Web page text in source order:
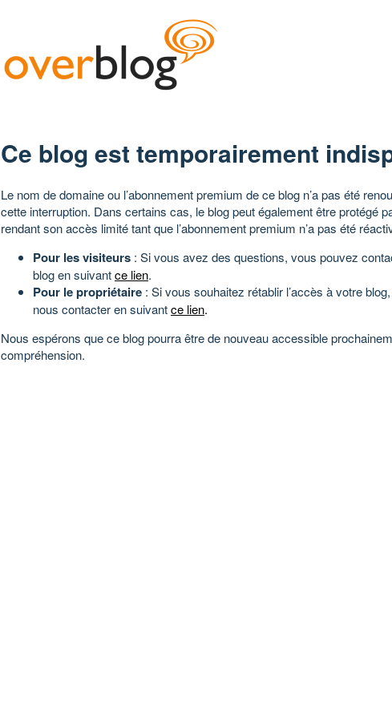
Ce blog est temporairement
Le nom de domaine ou l’abonnement premium de ce blog n’a pas été
cette interruption. Dans certains cas, le blog peut également être protégé
rendant son accès limité tant que l’abonnement premium n’a pas été
Pour les visiteurs : Si vous avez des questions, vous pouvez
blog en suivantce lien.
Pour le propriétaire : Si vous souhaitez rétablir l’accès à votre
nous contacter en suivantce lien.
Nous espérons que ce blog pourra être de nouveau accessible
compréhension.